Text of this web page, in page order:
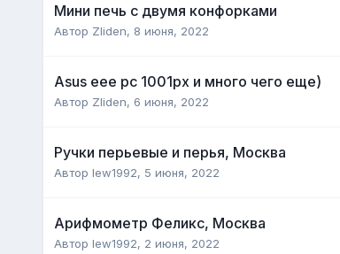
Мини печь с двумя конфорками
Автор Zliden, 8 июня, 2022
Asus eee pc 1001px и много чего еще)
Автор Zliden, 6 июня, 2022
Ручки перьевые и перья, Москва
Автор lew1992, 5 июня, 2022
Арифмометр Феликс, Москва
Автор lew1992, 2 июня, 2022